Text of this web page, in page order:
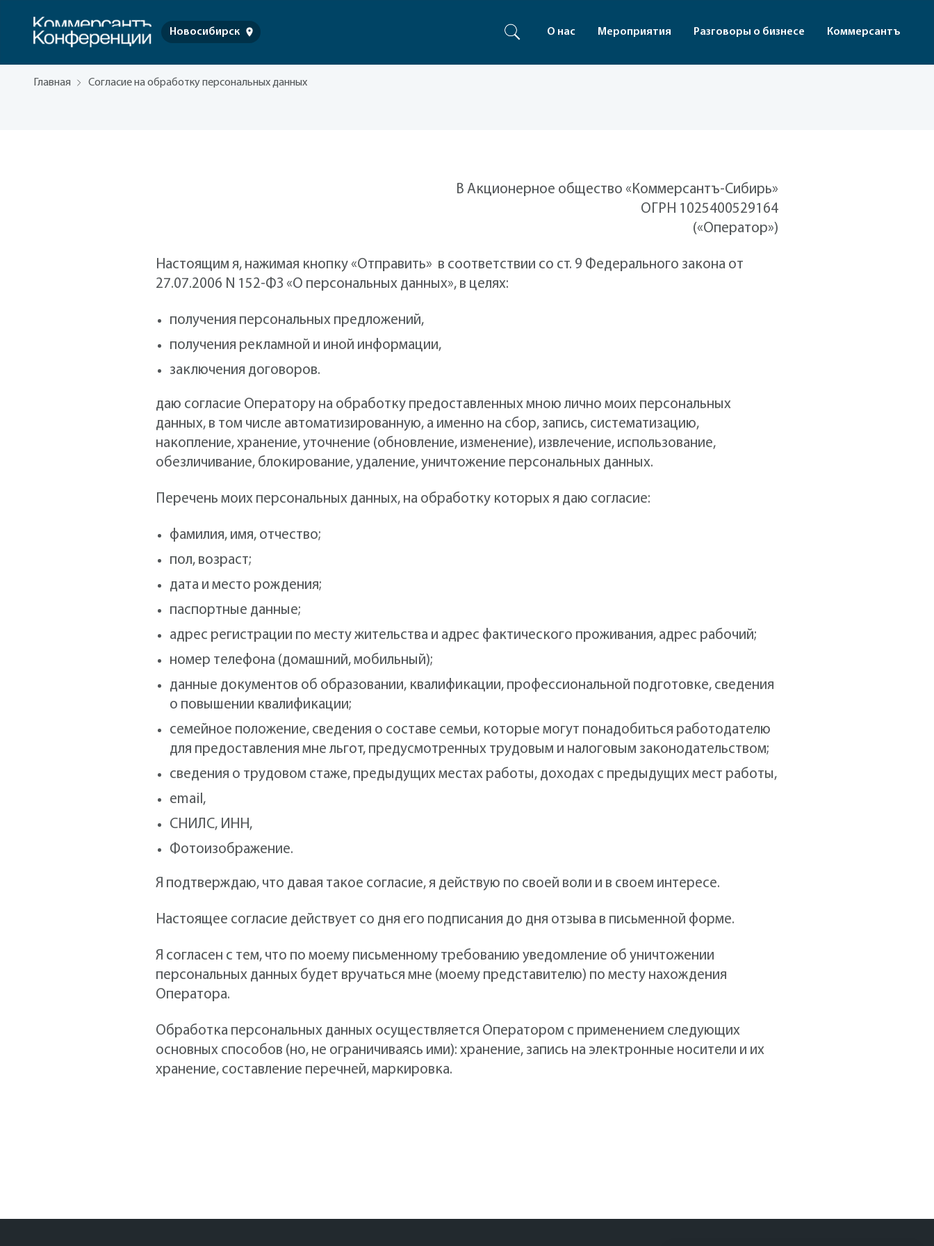
Новосибирск О нас Мероприятия Разговоры о бизнесе Коммерсантъ
Главная Согласие на обработку персональных данных
В Акционерное общество «Коммерсантъ-Сибирь»
ОГРН 1025400529164
(«Оператор»)
Настоящим я, нажимая кнопку «Отправить» в соответствии со ст. 9 Федерального закона от
27.07.2006 N 152-ФЗ «О персональных данных», в целях:
получения персональных предложений,
получения рекламной и иной информации,
заключения договоров.
даю согласие Оператору на обработку предоставленных мною лично моих персональных
данных, в том числе автоматизированную, а именно на сбор, запись, систематизацию,
накопление, хранение, уточнение (обновление, изменение), извлечение, использование,
обезличивание, блокирование, удаление, уничтожение персональных данных.
Перечень моих персональных данных, на обработку которых я даю согласие:
фамилия, имя, отчество;
пол, возраст;
дата и место рождения;
паспортные данные;
адрес регистрации по месту жительства и адрес фактического проживания, адрес рабочий;
номер телефона (домашний, мобильный);
данные документов об образовании, квалификации, профессиональной подготовке, сведения
о повышении квалификации;
семейное положение, сведения о составе семьи, которые могут понадобиться работодателю
для предоставления мне льгот, предусмотренных трудовым и налоговым законодательством;
сведения о трудовом стаже, предыдущих местах работы, доходах с предыдущих мест работы,
email,
СНИЛС, ИНН,
Фотоизображение.
Я подтверждаю, что давая такое согласие, я действую по своей воли и в своем интересе.
Настоящее согласие действует со дня его подписания до дня отзыва в письменной форме.
Я согласен с тем, что по моему письменному требованию уведомление об уничтожении
персональных данных будет вручаться мне (моему представителю) по месту нахождения
Оператора.
Обработка персональных данных осуществляется Оператором с применением следующих
основных способов (но, не ограничиваясь ими): хранение, запись на электронные носители и их
хранение, составление перечней, маркировка.